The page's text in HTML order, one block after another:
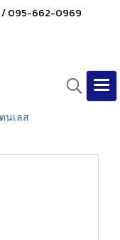
/ 095-662-0969
นเลส